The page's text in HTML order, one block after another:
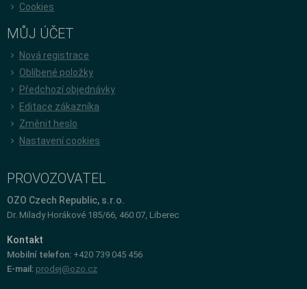
Cookies
MŮJ ÚČET
Nová registrace
Oblíbené položky
Předchozí objednávky
Editace zákazníka
Změnit heslo
Nastavení cookies
PROVOZOVATEL
OZO Czech Republic, s.r.o.
Dr. Milady Horákové 185/66, 460 07, Liberec
Kontakt
Mobilní telefon: +420 739 045 456
E-mail: prodej@ozo.cz